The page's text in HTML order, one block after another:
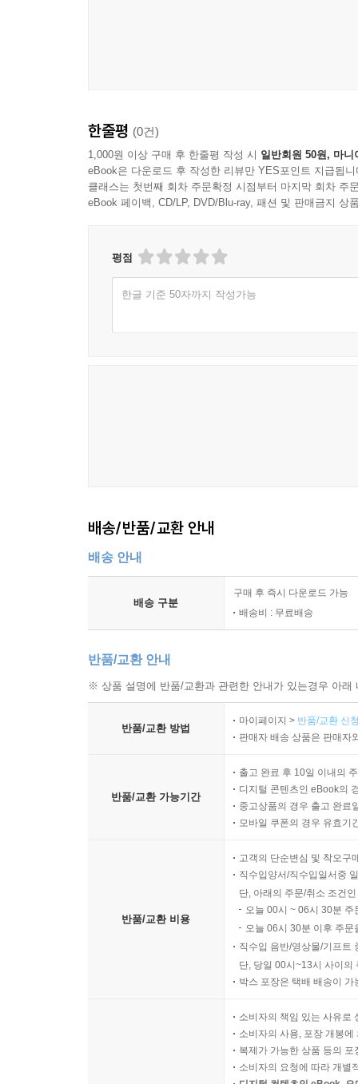
한줄평 (0건)
1,000원 이상 구매 후 한줄평 작성 시 일반회원 50원, 마니
eBook은 다운로드 후 작성한 리뷰만 YES포인트 지급됩니
클래스는 첫번째 회차 주문확정 시점부터 마지막 회차 주
eBook 페이백, CD/LP, DVD/Blu-ray, 패션 및 판매금지 상
평점
한글 기준 50자까지 작성가능
배송/반품/교환 안내
배송 안내
배송 구분
구매 후 즉시 다운로드 가능
배송비 : 무료배송
반품/교환 안내
※ 상품 설명에 반품/교환과 관련한 안내가 있는경우 아
반품/교환 방법
마이페이지 > 반품/교환 신
판매자 배송 상품은 판매자
반품/교환 가능기간
출고 완료 후 10일 이내의
디지털 콘텐츠인 eBook의
중고상품의 경우 출고 완료
모바일 쿠폰의 경우 유효기
반품/교환 비용
고객의 단순변심 및 착오구
직수입양서/직수입일서중
단, 아래의 주문/취소 조건
오늘 00시 ~ 06시 30분
오늘 06시 30분 이후 주
직수입 음반/영상물/기프트
단, 당일 00시~13시 사이의
박스 포장은 택배 배송이
소비자의 책임 있는 사유로
소비자의 사용, 포장 개봉
복제가 가능한 상품 등의
소비자의 요청에 따라 개별